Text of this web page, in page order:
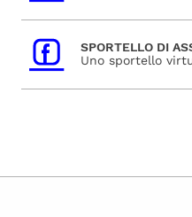
SPORTELLO DI
Uno sportello